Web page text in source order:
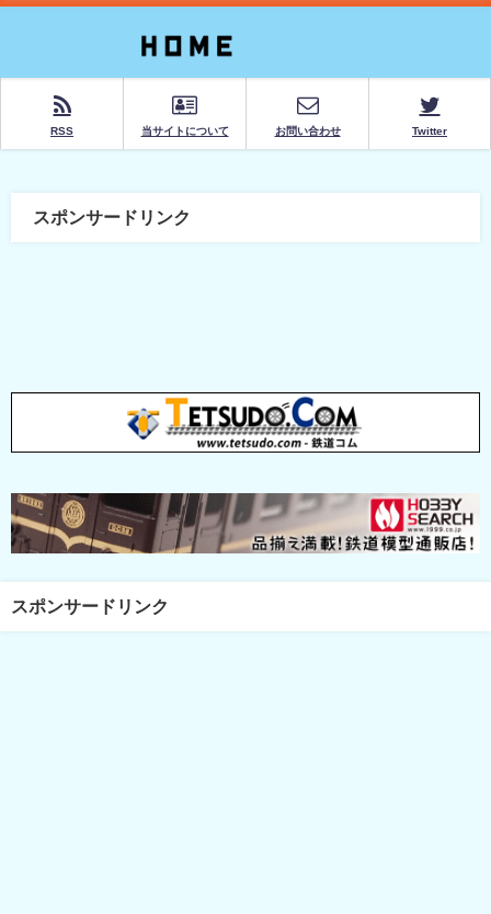
RSS 当サイトについて お問い合わせ Twitter
スポンサードリンク
スポンサードリンク